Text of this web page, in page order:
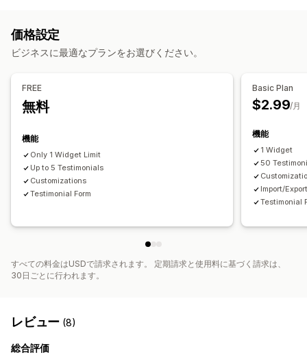
顧客満足度
エントリー管理
グリッドレイアウト
価格設定
ビジネスに最適なプランをお選びください。
FREE
無料
機能
Only 1 Widget Limit
Up to 5 Testimonials
Customizations
Testimonial Form
Basic Plan
$2.99/月
機能
1 Widget
50
Import/
Testimonial
すべての料金はUSDで請求されます。 定期請求と使用料に基づく請求は、
30日ごとに行われます。
レビュー (8)
総合評価